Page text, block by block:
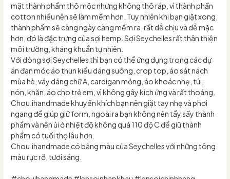
mặt thành phẩm thô mộc nhưng không thô ráp, vì thành phần
cotton nhiều nên sẽ làm mềm hơn. Tuy nhiên khi bạn giặt xong,
thành phẩm sẽ càng ngày càng mềm ra, rất dễ chịu và dễ mặc
hơn, đó là đặc trưng của sợi hemp. Sợi Seychelles rất thân thiện
môi trường, kháng khuẩn tự nhiên.
Với dòng sợi Seychelles thì bạn có thể ứng dụng trong các dự
án đan móc áo thun kiểu dáng suông, crop top, áo sát nách
mùa hè, váy dáng chữ A, cardigan mỏng, áo khoác nhẹ, túi,
nón, khăn, áo cho trẻ em, vì không gây kích ứng và rất thoáng.
Chou.ihandmade khuyến khích bạn nên giặt tay nhẹ và phơi
ngang để giúp giữ form, ngoài ra bạn không nên tẩy sấy thành
phẩm và nên ủi ở nhiệt độ không quá 110 độ C để giữ thành
phẩm có tuổi thọ lâu hơn.
Chou.ihandmade có bảng màu của Seychelles với những tông
màu rực rỡ, tươi sáng.